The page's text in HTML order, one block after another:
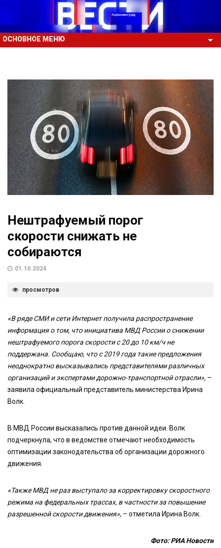
ОСНОВНОЕ МЕНЮ
Нештрафуемый порог
скорости снижать не
собираются
01.10.2024
просмотров
«В ряде СМИ и сети Интернет получила распространение
информация о том, что инициатива МВД России о снижении
нештрафуемого порога скорости с 20 до 10 км/ч не
поддержана. Сообщаю, что с 2019 года такие предложения
неоднократно высказывались представителями различных
организаций и экспертами дорожно-транспортной отрасли», –
заявила официальный представитель министерства Ирина
Волк.
В МВД России высказались против данной идеи. Волк
подчеркнула, что в ведомстве отмечают необходимость
оптимизации законодательства об организации дорожного
движения.
«Также МВД не раз выступало за корректировку скоростного
режима на федеральных трассах, в частности за повышение
разрешенной скорости движения», – отметила Ирина Волк.
Фото: РИА Новости